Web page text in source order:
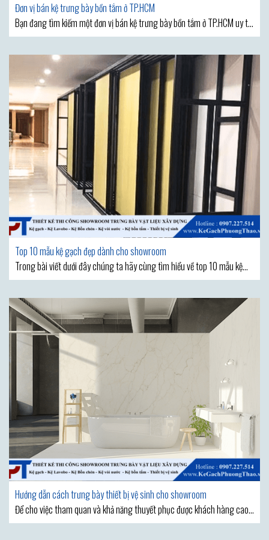
Đơn vị bán kệ trưng bày bồn tắm ở TP.HCM
Bạn đang tìm kiếm một đơn vị bán kệ trưng bày bồn tắm ở TP.HCM uy tín
với những sản phẩm chất lượng? Giữa rất nhiều đơn vị bạn đang lăn tăn
không biết nên chọn đơn vị nào là phù hợp và hiệu quả nhất. Cũng
giống như các sản phẩm khác, bồn tắm
Top 10 mẫu kệ gạch đẹp dành cho showroom
Trong bài viết dưới đây chúng ta hãy cùng tìm hiểu về top 10 mẫu kệ
gạch đẹp dành cho showroom được sử dụng nhiều và mang lại hiệu quả
trưng bày rất khả quan. Kệ gạch là một công cụ hữu ích được sử dụng
phổ biến trong các showroom trưng bày sản phẩm
Hướng dẫn cách trưng bày thiết bị vệ sinh cho showroom
Để cho việc tham quan và khả năng thuyết phục được khách hàng cao
thì cách trưng bày thiết bị vệ sinh sẽ giúp cho showroom của bạn tạo